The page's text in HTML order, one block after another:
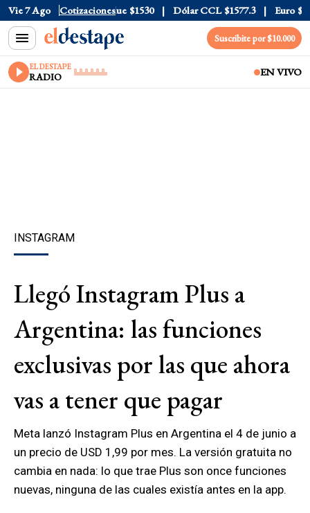
Vie 7 Ago Cotizaciones
$1976 Dólar Blue $1530 Dólar CCL $1577.3 Euro
Suscribite por $10.000
EL DESTAPE
RADIO EN VIVO
INSTAGRAM
Llegó Instagram Plus a
Argentina: las funciones
exclusivas por las que ahora
vas a tener que pagar
Meta lanzó Instagram Plus en Argentina el 4 de junio a
un precio de USD 1,99 por mes. La versión gratuita no
cambia en nada: lo que trae Plus son once funciones
nuevas, ninguna de las cuales existía antes en la app.